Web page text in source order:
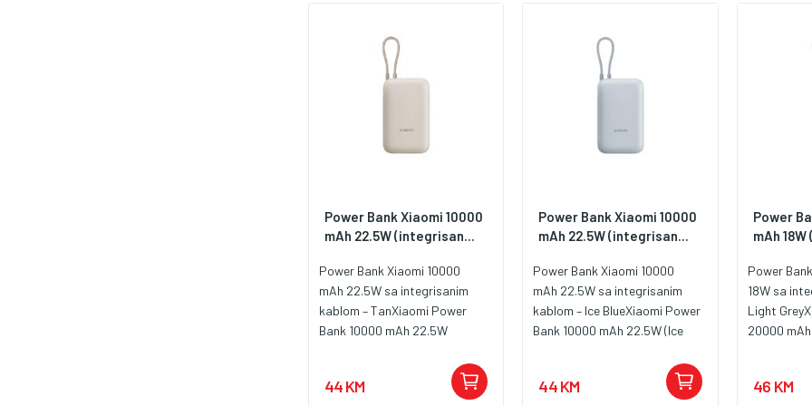
pražnjenja, osigurač kratkog
punjenja
Power Bank Xiaomi 10000
mAh 22.5W (integrisan...
Power Bank Xiaomi 10000
mAh 22.5W sa integrisanim
kablom – TanXiaomi Power
Bank 10000 mAh 22.5W
mobilnosti. Sa svojim
44 KM
Power Bank Xiaomi 10000
mAh 22.5W (integrisan...
Power Bank Xiaomi 10000
mAh 22.5W sa integrisanim
kablom – Ice BlueXiaomi Power
Bank 10000 mAh 22.5W (Ice
mobilnosti. Sa svojim
44 KM
Power
mAh
Power
18W sa
Light
20000
mobilnosti.
46 KM